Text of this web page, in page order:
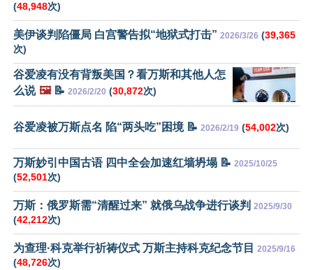
(48,948次)
美伊谈判陷僵局 白宫警告拟“地狱式打击” 2026/3/26 (39,365
次)
谷爱凌有没有背叛美国？看万斯和其他人怎
么说 🖼️📝 2026/2/20 (30,872次)
谷爱凌被万斯点名 陷“两头吃”困境 📝 2026/2/19 (54,002次)
万斯妙引中国古语 四中全会加速红墙坍塌 📝 2025/10/25
(52,501次)
万斯：俄罗斯需“清醒过来” 就俄乌战争进行谈判 2025/9/30
(42,212次)
为查理·科克举行祈祷仪式 万斯主持科克纪念节目 2025/9/16
(48,726次)